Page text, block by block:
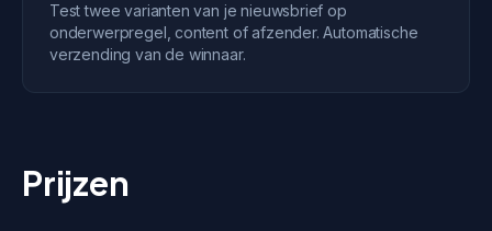
Test twee varianten van je nieuwsbrief op
onderwerpregel, content of afzender. Automatische
verzending van de winnaar.
Prijzen